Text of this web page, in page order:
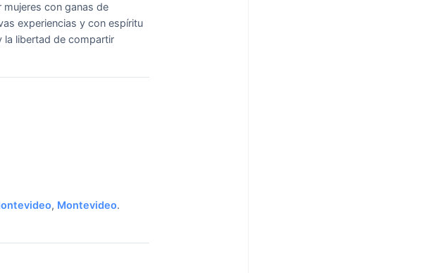
mujeres con ganas de
experiencias y con espíritu
la libertad de compartir
, Montevideo.